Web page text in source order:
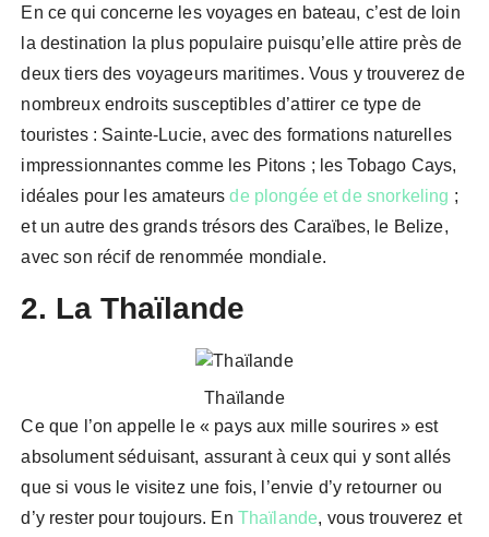
En ce qui concerne les voyages en bateau, c’est de loin
la destination la plus populaire puisqu’elle attire près de
deux tiers des voyageurs maritimes. Vous y trouverez de
nombreux endroits susceptibles d’attirer ce type de
touristes : Sainte-Lucie, avec des formations naturelles
impressionnantes comme les Pitons ; les Tobago Cays,
idéales pour les amateursde plongée et de snorkeling ;
et un autre des grands trésors des Caraïbes, le Belize,
avec son récif de renommée mondiale.
2. La Thaïlande
Thaïlande
Ce que l’on appelle le « pays aux mille sourires » est
absolument séduisant, assurant à ceux qui y sont allés
que si vous le visitez une fois, l’envie d’y retourner ou
d’y rester pour toujours. En Thaïlande, vous trouverez et